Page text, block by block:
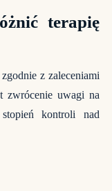
terapię
z zaleceniami
zwrócenie uwagi na
kontroli nad